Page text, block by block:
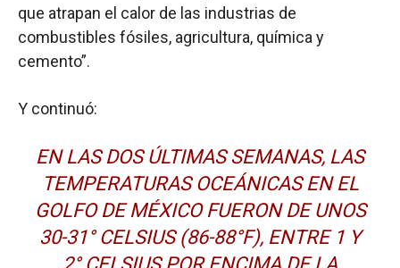
que atrapan el calor de las industrias de
combustibles fósiles, agricultura, química y
cemento”.
Y continuó:
EN LAS DOS ÚLTIMAS SEMANAS, LAS
TEMPERATURAS OCEÁNICAS EN EL
GOLFO DE MÉXICO FUERON DE UNOS
30-31° CELSIUS (86-88°F), ENTRE 1 Y